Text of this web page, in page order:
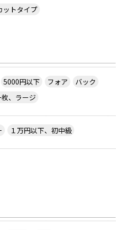
ットタイプ
5000円以下 フォア
バック
、ラージ
１万円以下、初中級